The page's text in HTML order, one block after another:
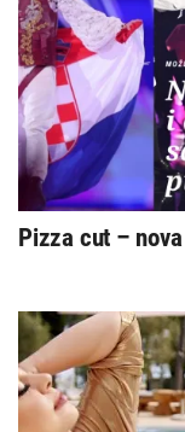
Pizza cut –